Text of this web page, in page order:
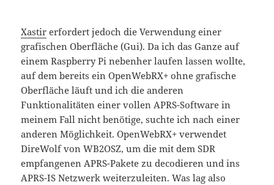
Xastir erfordert jedoch die Verwendung einer
grafischen Oberfläche (Gui). Da ich das Ganze auf
einem Raspberry Pi nebenher laufen lassen wollte,
auf dem bereits ein OpenWebRX+ ohne grafische
Oberfläche läuft und ich die anderen
Funktionalitäten einer vollen APRS-Software in
meinem Fall nicht benötige, suchte ich nach einer
anderen Möglichkeit. OpenWebRX+ verwendet
DireWolf von WB2OSZ, um die mit dem SDR
empfangenen APRS-Pakete zu decodieren und ins
APRS-IS Netzwerk weiterzuleiten. Was lag also